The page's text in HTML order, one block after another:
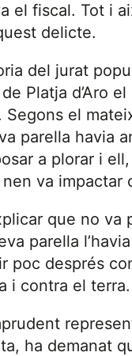
el fiscal. Tot i
delicte.
del jurat
Platja d’Aro
Segons el
parella havia
a plorar i
va impactar
que no va
parella
poc després
i contra el terra.
ha demanat